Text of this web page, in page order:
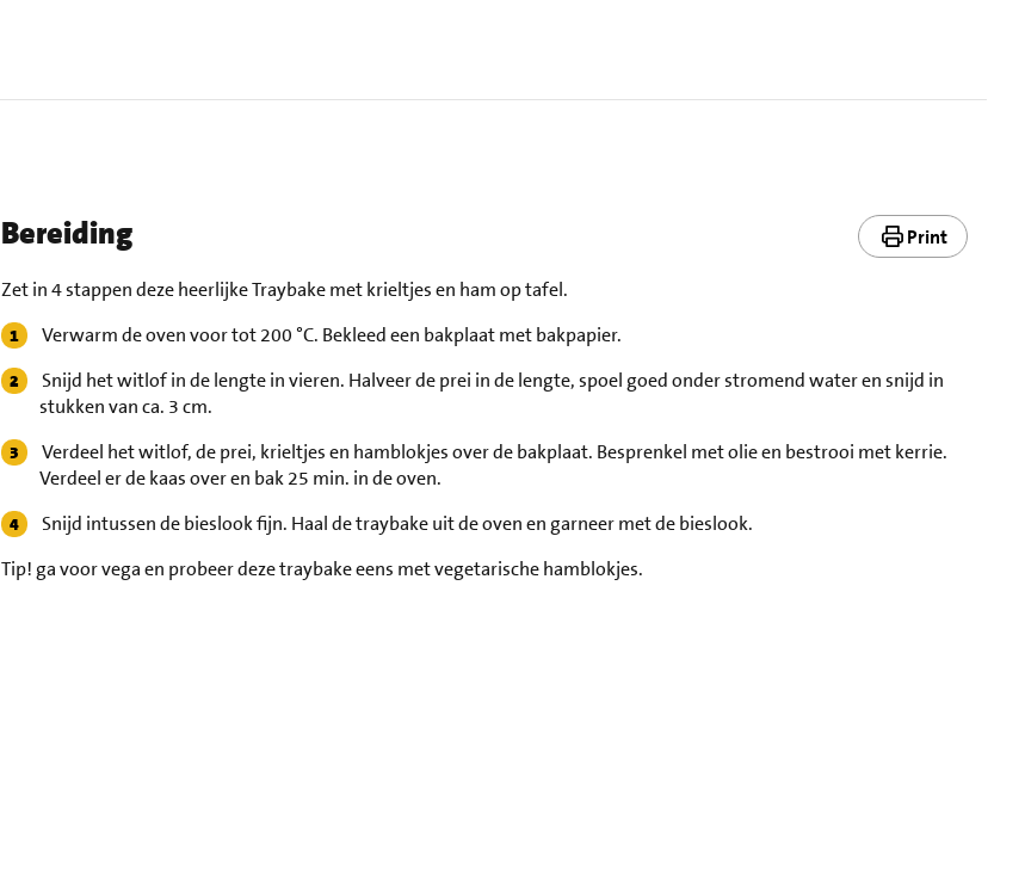
Bereiding Print
Zet in 4 stappen deze heerlijke Traybake met krieltjes en ham op tafel.
Verwarm de oven voor tot 200 °C. Bekleed een bakplaat met bakpapier.
Snijd het witlof in de lengte in vieren. Halveer de prei in de lengte, spoel goed onder stromend water en snijd in
stukken van ca. 3 cm.
Verdeel het witlof, de prei, krieltjes en hamblokjes over de bakplaat. Besprenkel met olie en bestrooi met kerrie.
Verdeel er de kaas over en bak 25 min. in de oven.
Snijd intussen de bieslook fijn. Haal de traybake uit de oven en garneer met de bieslook.
Tip! ga voor vega en probeer deze traybake eens met vegetarische hamblokjes.